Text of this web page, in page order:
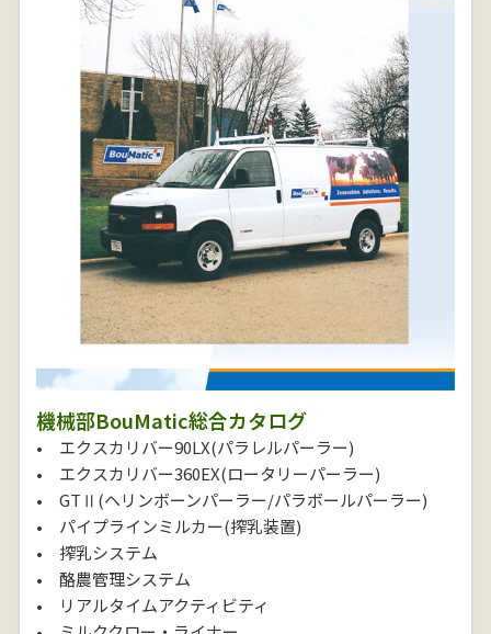
機械部BouMatic総合カタログ
• エクスカリバー90LX(パラレルパーラー)
• エクスカリバー360EX(ロータリーパーラー)
• GTⅡ(ヘリンボーンパーラー/パラボールパーラー)
• パイプラインミルカー(搾乳装置)
• 搾乳システム
• 酪農管理システム
• リアルタイムアクティビティ